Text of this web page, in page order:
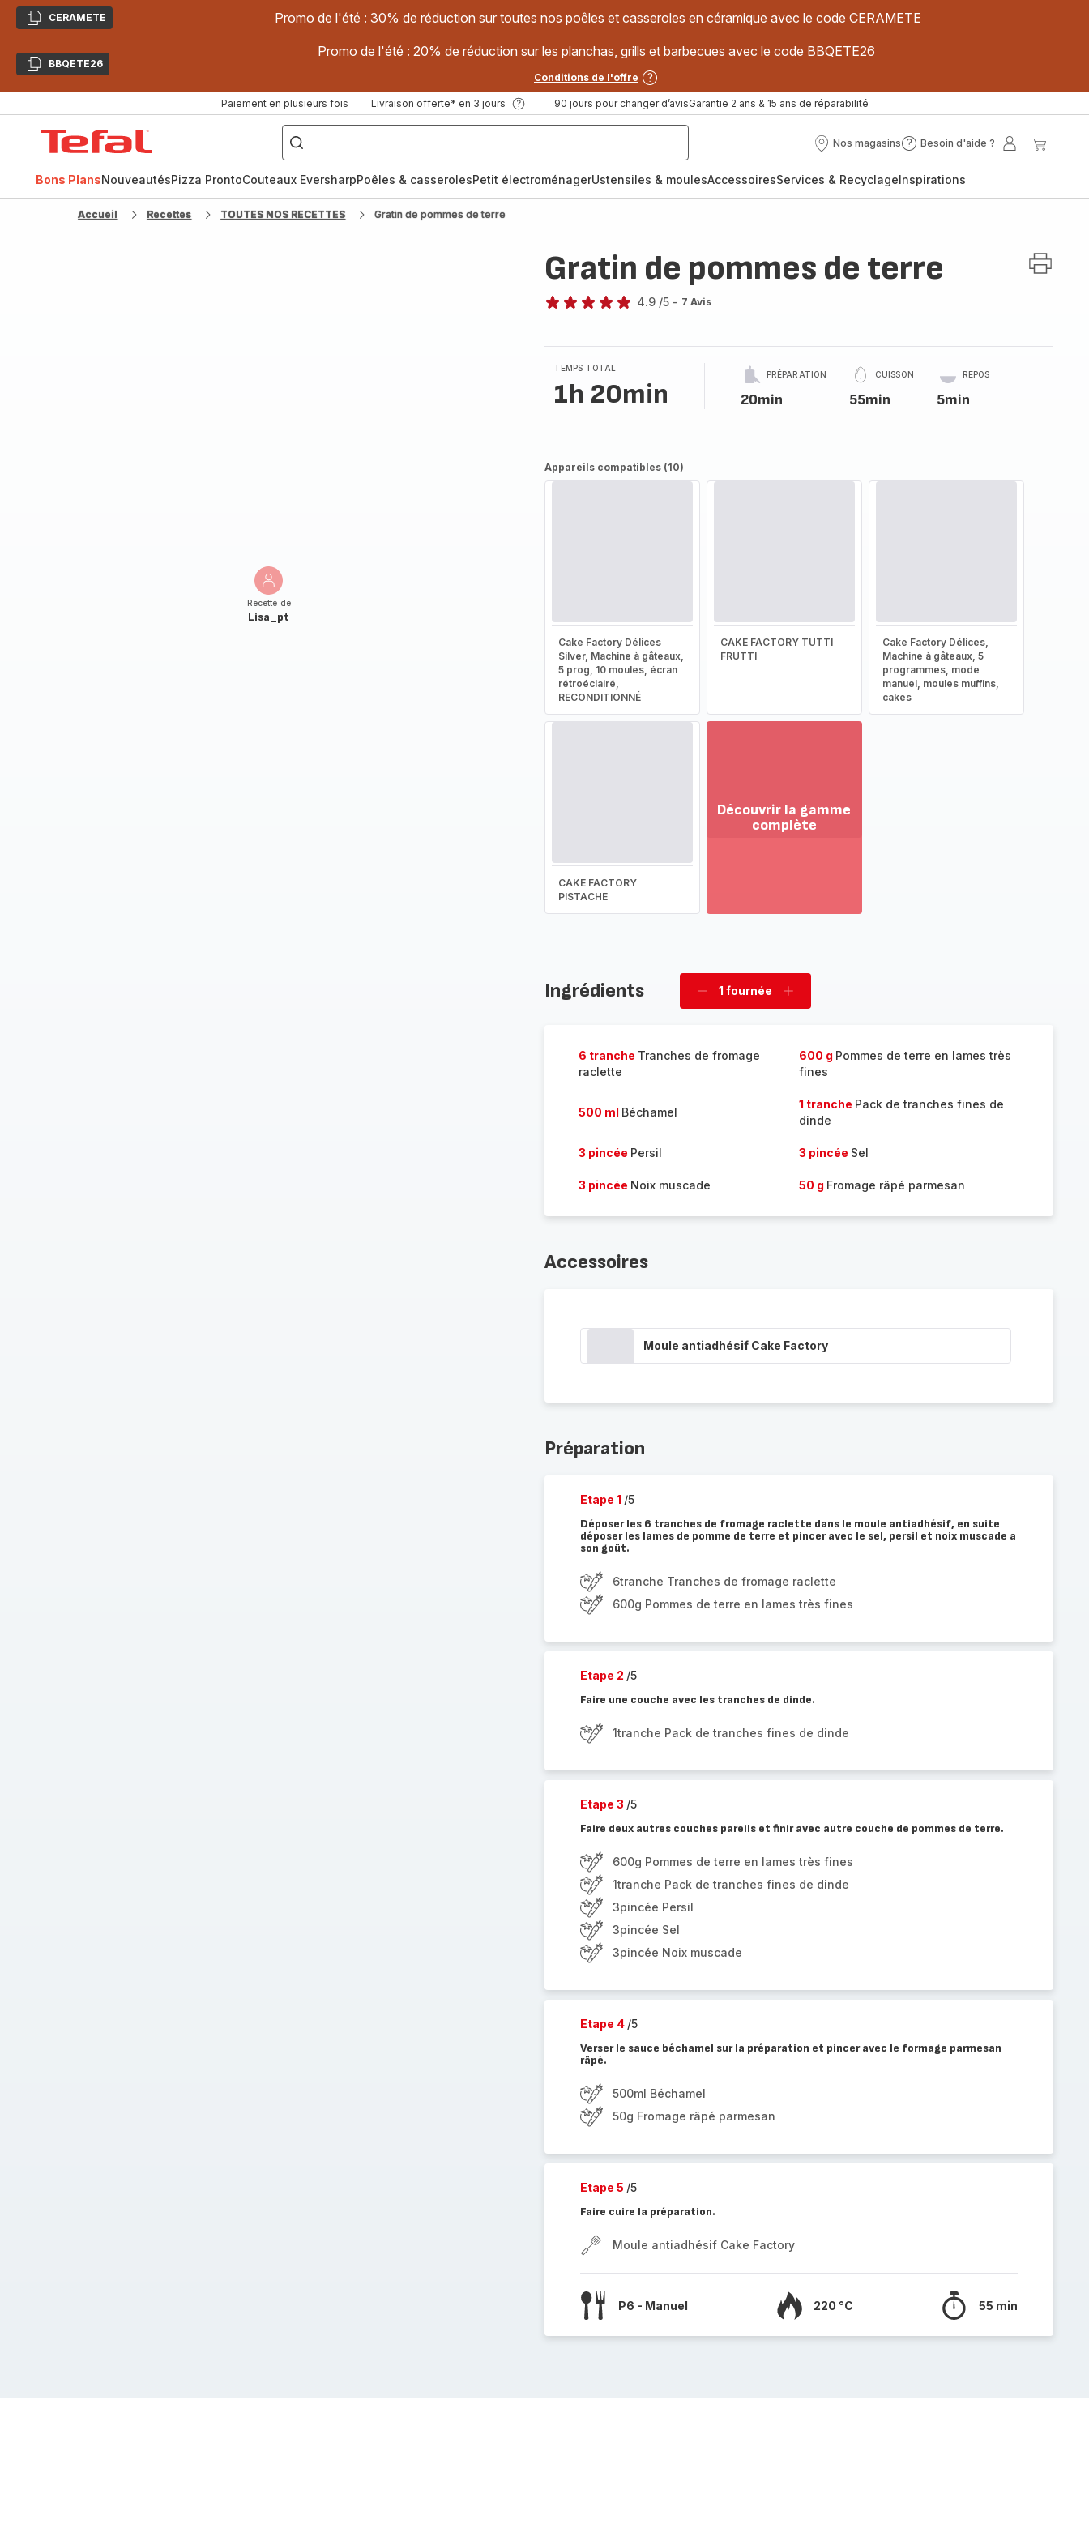
CopierCERAMETE Promo de l'été : 30% de réduction sur toutes nos poêles et casseroles en céramique avec le code CERAMETE
CopierBBQETE26
Promo de l'été : 20% de réduction sur les planchas, grills et barbecues avec le code BBQETE26
Conditions de l'offre
Paiement en plusieurs fois Livraison offerte* en 3 jours 90 jours pour changer d’avisGarantie 2 ans & 15 ans de réparabilité
["Poêles
inox,
Cake
Factory,
Nos magasins
Nos
Besoin d'aide ?
Besoin
?
Mon
Bons PlansNouveautésPizza ProntoCouteaux EversharpPoêles & casserolesPetit électroménagerUstensiles & moulesAccessoiresServices & RecyclageInspirations
Accueil Recettes TOUTES NOS RECETTES Gratin de pommes de terre
Recette de
Lisa_pt
Gratin de pommes de terre
4.9 /5 - 7 Avis
TEMPS TOTAL
1h 20min
PRÉPARATION
20min
CUISSON
55min
REPOS
5min
Appareils compatibles (10)
Cake Factory Délices
Silver, Machine à gâteaux,
5 prog, 10 moules, écran
rétroéclairé,
RECONDITIONNÉ
CAKE FACTORY TUTTI
FRUTTI
Cake Factory Délices,
Machine à gâteaux, 5
programmes, mode
manuel, moules muffins,
cakes
CAKE FACTORY
PISTACHE
Découvrir la gamme
complète
Ingrédients
Supprimer
1 fournée
Ajouter
6 tranche Tranches de fromage
raclette
600 g Pommes de terre en lames très
fines
500 ml Béchamel
1 tranche Pack de tranches fines de
dinde
3 pincée Persil 3 pincée Sel
3 pincée Noix muscade 50 g Fromage râpé parmesan
Accessoires
Moule antiadhésif Cake Factory
Préparation
Etape 1 /5
Déposer les 6 tranches de fromage raclette dans le moule antiadhésif, en suite
déposer les lames de pomme de terre et pincer avec le sel, persil et noix muscade a
son goût.
6tranche Tranches de fromage raclette
600g Pommes de terre en lames très fines
Etape 2 /5
Faire une couche avec les tranches de dinde.
1tranche Pack de tranches fines de dinde
Etape 3 /5
Faire deux autres couches pareils et finir avec autre couche de pommes de terre.
600g Pommes de terre en lames très fines
1tranche Pack de tranches fines de dinde
3pincée Persil
3pincée Sel
3pincée Noix muscade
Etape 4 /5
Verser le sauce béchamel sur la préparation et pincer avec le formage parmesan
râpé.
500ml Béchamel
50g Fromage râpé parmesan
Etape 5 /5
Faire cuire la préparation.
Moule antiadhésif Cake Factory
P6 - Manuel 220 °C 55 min